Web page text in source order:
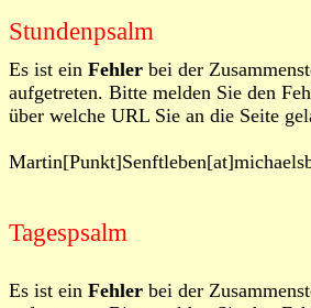
Stundenpsalm
Es ist ein Fehler bei der
aufgetreten. Bitte melden Sie den
über welche URL Sie an die Seite
Tagespsalm
Es ist ein Fehler bei der